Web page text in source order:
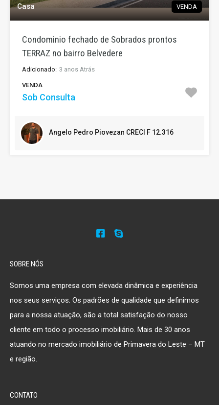
Casa VENDA
Condominio fechado de Sobrados prontos
TERRAZ no bairro Belvedere
Adicionado: 3 anos Atrás
VENDA
Sob Consulta
Angelo Pedro Piovezan CRECI F 12.316
SOBRE NÓS
Somos uma empresa com elevada dinâmica e experiência
nos seus serviços. Os padrões de qualidade que definimos
para a nossa atuação, são a total satisfação do nosso
cliente em todo o processo imobiliário. Mais de 30 anos
atuando no mercado imobiliário de Primavera do Leste – MT
e região.
CONTATO